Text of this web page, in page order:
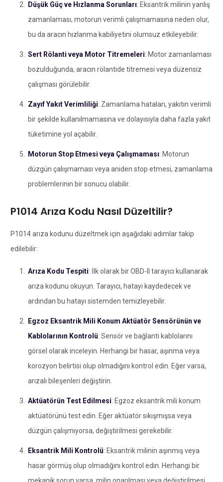
Düşük Güç ve Hızlanma Sorunları: Eksantrik milinin yanlış
zamanlaması, motorun verimli çalışmamasına neden olur,
bu da aracın hızlanma kabiliyetini olumsuz etkileyebilir.
Sert Rölanti veya Motor Titremeleri: Motor zamanlaması
bozulduğunda, aracın rölantide titremesi veya düzensiz
çalışması görülebilir.
Zayıf Yakıt Verimliliği: Zamanlama hataları, yakıtın verimli
bir şekilde kullanılmamasına ve dolayısıyla daha fazla yakıt
tüketimine yol açabilir.
Motorun Stop Etmesi veya Çalışmaması: Motorun
düzgün çalışmaması veya aniden stop etmesi, zamanlama
problemlerinin bir sonucu olabilir.
P1014 Arıza Kodu Nasıl Düzeltilir?
P1014 arıza kodunu düzeltmek için aşağıdaki adımlar takip
edilebilir:
Arıza Kodu Tespiti: İlk olarak bir OBD-II tarayıcı kullanarak
arıza kodunu okuyun. Tarayıcı, hatayı kaydedecek ve
ardından bu hatayı sistemden temizleyebilir.
Egzoz Eksantrik Mili Konum Aktüatör Sensörünün ve
Kablolarının Kontrolü: Sensör ve bağlantı kablolarını
görsel olarak inceleyin. Herhangi bir hasar, aşınma veya
korozyon belirtisi olup olmadığını kontrol edin. Eğer varsa,
arızalı bileşenleri değiştirin.
Aktüatörün Test Edilmesi: Egzoz eksantrik mili konum
aktüatörünü test edin. Eğer aktüatör sıkışmışsa veya
düzgün çalışmıyorsa, değiştirilmesi gerekebilir.
Eksantrik Mili Kontrolü: Eksantrik milinin aşınmış veya
hasar görmüş olup olmadığını kontrol edin. Herhangi bir